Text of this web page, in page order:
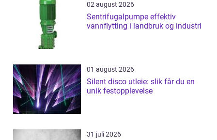
02 august 2026
Sentrifugalpumpe effektiv
vannflytting i landbruk og industri
01 august 2026
Silent disco utleie: slik får du en
unik festopplevelse
31 juli 2026